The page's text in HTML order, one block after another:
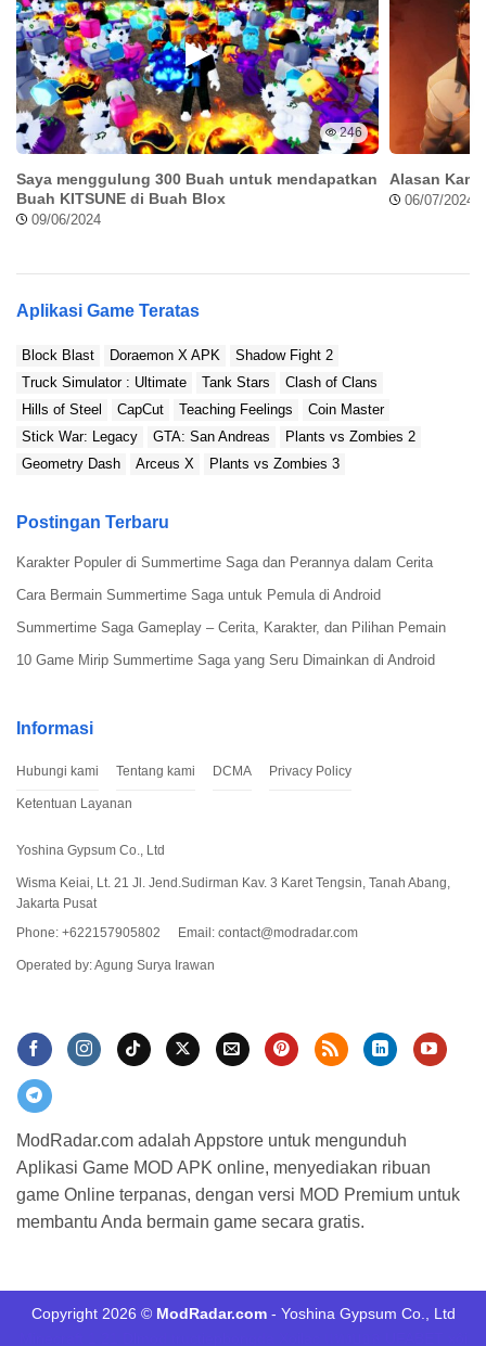
246
Saya menggulung 300 Buah untuk mendapatkan
Buah KITSUNE di Buah Blox
09/06/2024
Alasan
06/07/2024
Aplikasi Game Teratas
Block Blast Doraemon X APK
Shadow Fight 2
Truck Simulator : Ultimate
Tank Stars
Clash of Clans
Hills of Steel
CapCut Teaching Feelings
Coin Master
Stick War: Legacy
GTA: San Andreas
Plants vs Zombies 2
Geometry Dash
Arceus X Plants vs Zombies 3
Postingan Terbaru
Karakter Populer di Summertime Saga dan Perannya dalam Cerita
Cara Bermain Summertime Saga untuk Pemula di Android
Summertime Saga Gameplay – Cerita, Karakter, dan Pilihan Pemain
10 Game Mirip Summertime Saga yang Seru Dimainkan di Android
Informasi
Hubungi kami Tentang kami DCMA Privacy Policy
Ketentuan Layanan
Yoshina Gypsum Co., Ltd
Wisma Keiai, Lt. 21 Jl. Jend.Sudirman Kav. 3 Karet Tengsin, Tanah Abang,
Jakarta Pusat
Phone: +622157905802
Email: contact@modradar.com
Operated by: Agung Surya Irawan
ModRadar.com adalah Appstore untuk mengunduh
Aplikasi Game MOD APK online, menyediakan ribuan
game Online terpanas, dengan versi MOD Premium untuk
membantu Anda bermain game secara gratis.
Copyright 2026 © ModRadar.com- Yoshina Gypsum Co., Ltd